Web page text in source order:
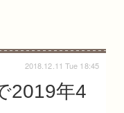
2019年4
2018.12.11 Tue 18:45